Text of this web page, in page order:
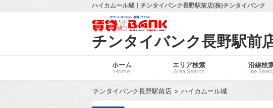
ハイカムール城｜チンタイバンク長野駅前店(株)チンタイバンク
チンタイバンク長野駅前
ホーム
Home
エリア検索
Area Search
沿線検
Line
チンタイバンク長野駅前店 ハイカムール城